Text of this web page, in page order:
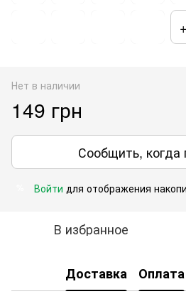
Нет в наличии
149 грн
Сообщить, когда
Войти для отображения
В избранное
Доставка Оплата